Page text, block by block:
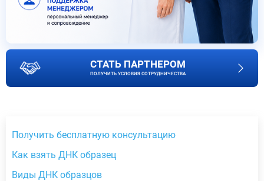
СТАТЬ ПАРТНЕРОМ
ПОЛУЧИТЬ УСЛОВИЯ СОТРУДНИЧЕСТВА
Получить бесплатную консультацию
Как взять ДНК образец
Виды ДНК образцов